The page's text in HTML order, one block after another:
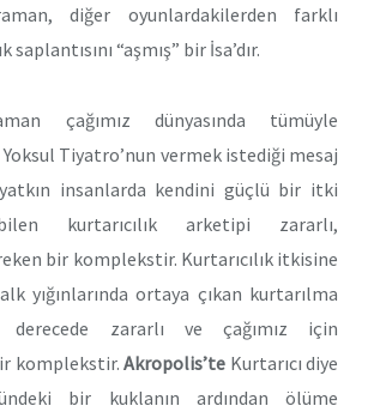
diğer oyunlardakilerden farklı
“aşmış” bir İsa’dır.
çağımız dünyasında tümüyle
Tiyatro’nun vermek istediği mesaj
insanlarda kendini güçlü bir itki
kurtarıcılık arketipi zararlı,
bir komplekstir. Kurtarıcılık itkisine
yığınlarında ortaya çıkan kurtarılma
zararlı ve çağımız için
komplekstir.Akropolis’te Kurtarıcı diye
bir kuklanın ardından ölüme